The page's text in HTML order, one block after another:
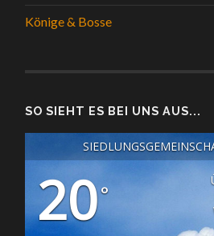
Könige & Bosse
SO SIEHT ES BEI UNS AUS...
20°